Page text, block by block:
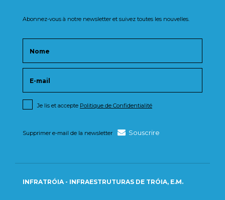
Abonnez-vous à notre newsletter et suivez toutes les nouvelles.
Je lis et accepte Politique de Confidentialité
Supprimer e-mail de la newsletter Souscrire
INFRATRÓIA - INFRAESTRUTURAS DE TRÓIA, E.M.